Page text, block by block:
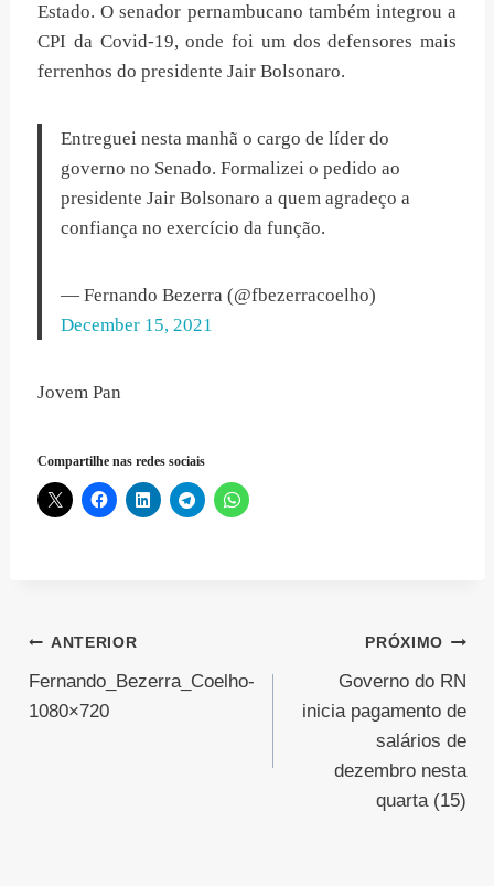
Estado. O senador pernambucano também integrou a
CPI da Covid-19, onde foi um dos defensores mais
ferrenhos do presidente Jair Bolsonaro.
Entreguei nesta manhã o cargo de líder do
governo no Senado. Formalizei o pedido ao
presidente Jair Bolsonaro a quem agradeço a
confiança no exercício da função.
— Fernando Bezerra (@fbezerracoelho)
December 15, 2021
Jovem Pan
Compartilhe nas redes sociais
Navegação
de
ANTERIOR
Fernando_Bezerra_Coelho-
1080×720
PRÓXIMO
Governo do RN
inicia pagamento de
salários de
dezembro nesta
quarta (15)